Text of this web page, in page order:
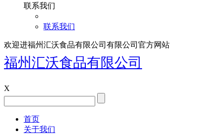
联系我们
联系我们
欢迎进福州汇沃食品有限公司有限公司官方网站
福州汇沃食品有限公司
X
首页
关于我们